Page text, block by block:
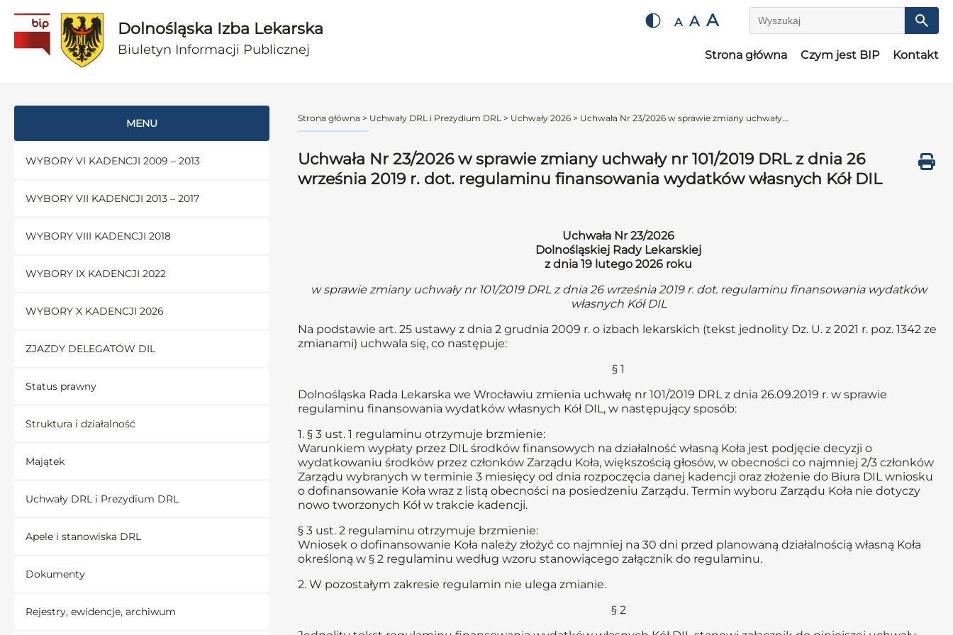
Dolnośląska Izba Lekarska
Biuletyn Informacji Publicznej
A A A Wyszukaj
Strona główna Czym jest BIP Kontakt
MENU
WYBORY VI KADENCJI 2009 – 2013
WYBORY VII KADENCJI 2013 – 2017
WYBORY VIII KADENCJI 2018
WYBORY IX KADENCJI 2022
WYBORY X KADENCJI 2026
ZJAZDY DELEGATÓW DIL
Status prawny
Struktura i działalność
Majątek
Uchwały DRL i Prezydium DRL
Apele i stanowiska DRL
Dokumenty
Rejestry, ewidencje, archiwum
Strona główna > Uchwały DRL i Prezydium DRL > Uchwały 2026 > Uchwała Nr 23/2026 w sprawie zmiany uchwały...
Uchwała Nr 23/2026 w sprawie zmiany uchwały nr 101/2019 DRL z dnia 26
września 2019 r. dot. regulaminu finansowania wydatków własnych Kół DIL
Uchwała Nr 23/2026
Dolnośląskiej Rady Lekarskiej
z dnia 19 lutego 2026 roku
w sprawie zmiany uchwały nr 101/2019 DRL z dnia 26 września 2019 r. dot. regulaminu finansowania wydatków
własnych Kół DIL
Na podstawie art. 25 ustawy z dnia 2 grudnia 2009 r. o izbach lekarskich (tekst jednolity Dz. U. z 2021 r. poz. 1342 ze
zmianami) uchwala się, co następuje:
§ 1
Dolnośląska Rada Lekarska we Wrocławiu zmienia uchwałę nr 101/2019 DRL z dnia 26.09.2019 r. w sprawie
regulaminu finansowania wydatków własnych Kół DIL, w następujący sposób:
1. § 3 ust. 1 regulaminu otrzymuje brzmienie:
Warunkiem wypłaty przez DIL środków finansowych na działalność własną Koła jest podjęcie decyzji o
wydatkowaniu środków przez członków Zarządu Koła, większością głosów, w obecności co najmniej 2/3 członków
Zarządu wybranych w terminie 3 miesięcy od dnia rozpoczęcia danej kadencji oraz złożenie do Biura DIL wniosku
o dofinansowanie Koła wraz z listą obecności na posiedzeniu Zarządu. Termin wyboru Zarządu Koła nie dotyczy
nowo tworzonych Kół w trakcie kadencji.
§ 3 ust. 2 regulaminu otrzymuje brzmienie:
Wniosek o dofinansowanie Koła należy złożyć co najmniej na 30 dni przed planowaną działalnością własną Koła
określoną w § 2 regulaminu według wzoru stanowiącego załącznik do regulaminu.
2. W pozostałym zakresie regulamin nie ulega zmianie.
§ 2